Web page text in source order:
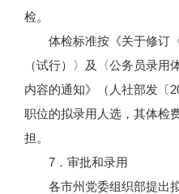
检。
体检标准按《关于修订
（试行）〉及〈公务员录用
内容的通知》（人社部发〔
职位的拟录用人选，其体检
担。
7．审批和录用
各市州党委组织部提出